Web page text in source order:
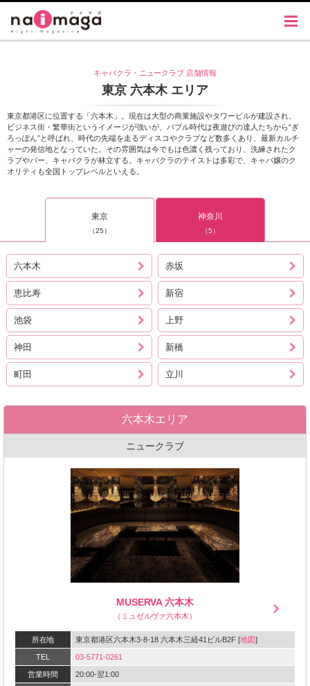
キャバクラ・ニュークラブ 店舗情報
東京 六本木 エリア
東京都港区に位置する「六本木」。現在は大型の商業施設やタワービルが建設され、
ビジネス街・繁華街というイメージが強いが、バブル時代は夜遊びの達人たちから“ぎ
ろっぽん”と呼ばれ、時代の先端を走るディスコやクラブなど数多くあり、最新カルチ
ャーの発信地となっていた。その雰囲気は今でもは色濃く残っており、洗練されたク
ラブやバー、キャバクラが林立する。キャバクラのテイストは多彩で、キャバ嬢のク
オリティも全国トップレベルといえる。
東京
（25）
神奈川
（5）
六本木 赤坂
恵比寿 新宿
池袋 上野
神田 新橋
町田 立川
六本木エリア
ニュークラブ
MUSERVA 六本木
（ミュゼルヴァ六本木）
所在地 東京都港区六本木3-8-18 六本木三経41ビルB2F [地図]
TEL 03-5771-0261
営業時間 20:00-翌1:00